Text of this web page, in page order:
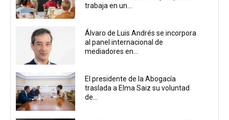
trabaja en un...
Álvaro de Luis Andrés se incorpora
al panel internacional de
mediadores en...
El presidente de la Abogacía
traslada a Elma Saiz su voluntad
de...